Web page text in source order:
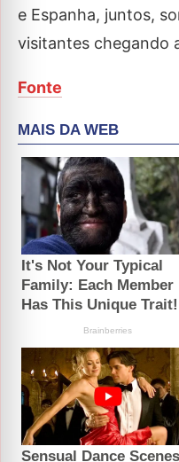
e Espanha, juntos,
visitantes chegando
Fonte